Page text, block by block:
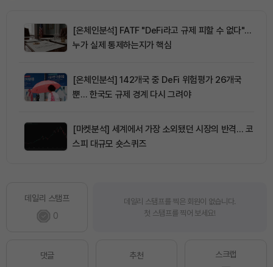
[온체인분석] FATF "DeFi라고 규제 피할 수 없다"…
누가 실제 통제하는지가 핵심
[온체인분석] 142개국 중 DeFi 위험평가 26개국
뿐… 한국도 규제 경계 다시 그려야
[마켓분석] 세계에서 가장 소외됐던 시장의 반격… 코
스피 대규모 숏스퀴즈
데일리 스탬프
0
데일리 스탬프를 찍은 회원이 없습니다.
첫 스탬프를 찍어 보세요!
댓글
추천
스크랩